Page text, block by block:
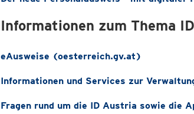
Informationen zum Thema
eAusweise (oesterreich.gv.at)
Informationen und Services zur
Fragen rund um die ID Austria sowie die